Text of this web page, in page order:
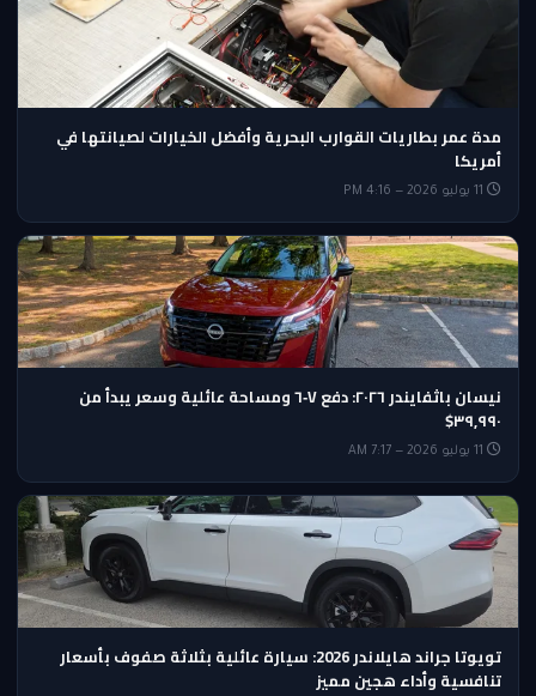
مدة عمر بطاريات القوارب البحرية وأفضل الخيارات لصيانتها في
أمريكا
نيسان باثفايندر ٢٠٢٦: دفع V‑٦ ومساحة عائلية وسعر يبدأ من
٣٩,٩٩٠$
تويوتا جراند هايلاندر 2026: سيارة عائلية بثلاثة صفوف بأسعار
تنافسية وأداء هجين مميز